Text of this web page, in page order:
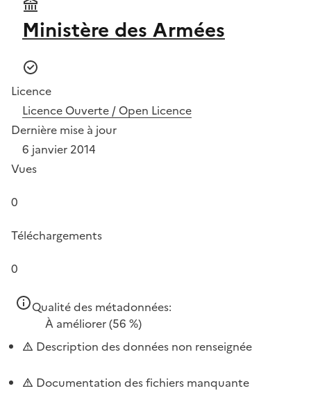
Ministère des Armées
Licence
Licence Ouverte / Open Licence
Dernière mise à jour
6 janvier 2014
Vues
0
Téléchargements
0
Qualité des métadonnées:
À améliorer(56 %)
Description des données non renseignée
Documentation des fichiers manquante